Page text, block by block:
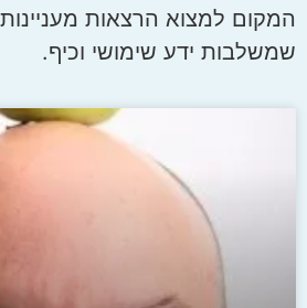
המקום למצוא הרצאות
שמשלבות ידע שימושי וכיף.